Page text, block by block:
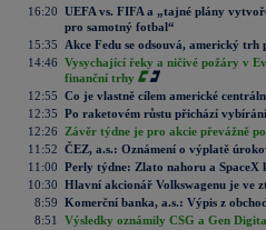
16:20 UEFA vs. FIFA a „tajné plány
pro samotný fotbal“
15:35
Akce Fedu se odsouvá, americký
14:46 Vysychající řeky a ničivé požáry v
finanční trhy
12:55 Co je vlastně cílem americké
12:35 Po raketovém růstu přichází
12:26
Závěr týdne je pro akcie převážně
11:52 ČEZ, a.s.: Oznámení o výplatě
11:00 Perly týdne: Zlato nahoru a SpaceX
10:30 Hlavní akcionář Volkswagenu je ve
8:59 Komerční banka, a.s.: Výpis z
8:51
Výsledky oznámily CSG a Gen